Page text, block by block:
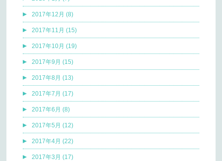
2017年12月 (8)
2017年11月 (15)
2017年10月 (19)
2017年9月 (15)
2017年8月 (13)
2017年7月 (17)
2017年6月 (8)
2017年5月 (12)
2017年4月 (22)
2017年3月 (17)